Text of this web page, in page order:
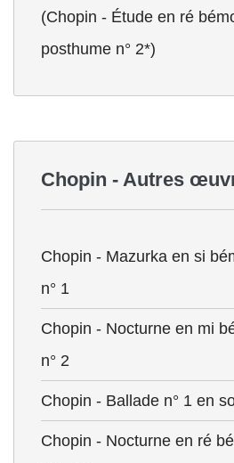
(Chopin - Étude en ré
posthume n° 2*)
Chopin - Autres
Chopin - Mazurka en si
n° 1
Chopin - Nocturne en mi
n° 2
Chopin - Ballade n° 1 en
Chopin - Nocturne en ré